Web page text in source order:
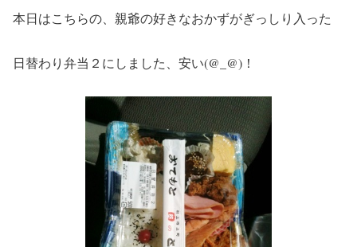
本日はこちらの、親爺の好きなおかずがぎっしり入った
日替わり弁当２にしました、安い(@_@)！